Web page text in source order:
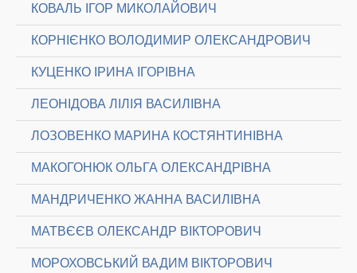
КОВАЛЬ ІГОР МИКОЛАЙОВИЧ
КОРНІЄНКО ВОЛОДИМИР ОЛЕКСАНДРОВИЧ
КУЦЕНКО ІРИНА ІГОРІВНА
ЛЕОНІДОВА ЛІЛІЯ ВАСИЛІВНА
ЛОЗОВЕНКО МАРИНА КОСТЯНТИНІВНА
МАКОГОНЮК ОЛЬГА ОЛЕКСАНДРІВНА
МАНДРИЧЕНКО ЖАННА ВАСИЛІВНА
МАТВЄЄВ ОЛЕКСАНДР ВІКТОРОВИЧ
МОРОХОВСЬКИЙ ВАДИМ ВІКТОРОВИЧ